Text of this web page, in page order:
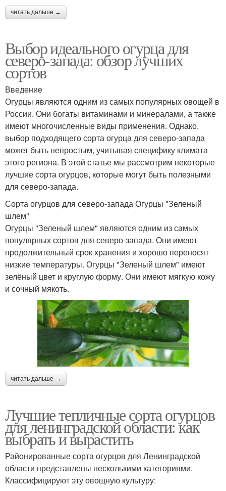
читать дальше →
Выбор идеального огурца для
северо-запада: обзор лучших
сортов
Введение
Огурцы являются одним из самых популярных овощей в
России. Они богаты витаминами и минералами, а также
имеют многочисленные виды применения. Однако,
выбор подходящего сорта огурца для северо-запада
может быть непростым, учитывая специфику климата
этого региона. В этой статье мы рассмотрим некоторые
лучшие сорта огурцов, которые могут быть полезными
для северо-запада.
Сорта огурцов для северо-запада Огурцы "Зеленый
шлем"
Огурцы "Зеленый шлем" являются одним из самых
популярных сортов для северо-запада. Они имеют
продолжительный срок хранения и хорошо переносят
низкие температуры. Огурцы "Зеленый шлем" имеют
зелёный цвет и круглую форму. Они имеют мягкую кожу
и сочный мякоть.
читать дальше →
Лучшие тепличные сорта огурцов
для ленинградской области: как
выбрать и вырастить
Районированные сорта огурцов для Ленинградской
области представлены несколькими категориями.
Классифицируют эту овощную культуру: